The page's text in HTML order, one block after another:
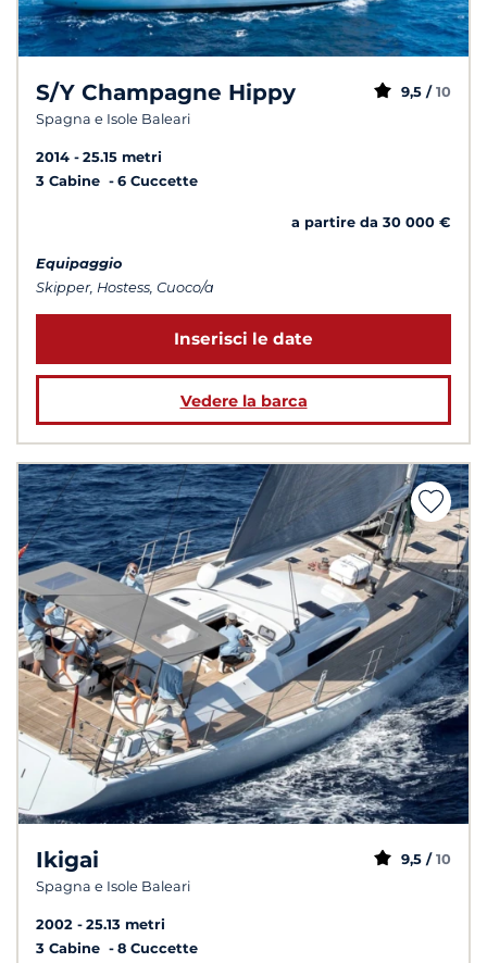
S/Y Champagne Hippy
Spagna e Isole Baleari
9,5 / 10
2014
25.15 metri
3 Cabine
6 Cuccette
a partire da 30 000 €
Equipaggio
Skipper, Hostess, Cuoco/a
Inserisci le date
Vedere la barca
Ikigai
Spagna e Isole Baleari
9,5 / 10
2002
25.13 metri
3 Cabine
8 Cuccette